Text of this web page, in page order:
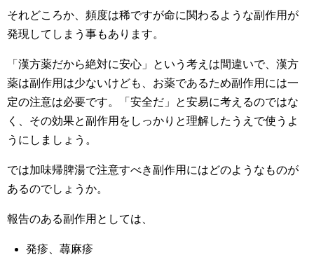
それどころか、頻度は稀ですが命に関わるような副作用が
発現してしまう事もあります。
「漢方薬だから絶対に安心」という考えは間違いで、漢方
薬は副作用は少ないけども、お薬であるため副作用には一
定の注意は必要です。「安全だ」と安易に考えるのではな
く、その効果と副作用をしっかりと理解したうえで使うよ
うにしましょう。
では加味帰脾湯で注意すべき副作用にはどのようなものが
あるのでしょうか。
報告のある副作用としては、
発疹、蕁麻疹